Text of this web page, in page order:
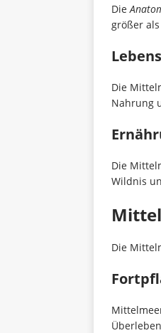
Die
größer
Die
Nahrung
Die
Wildnis
Die